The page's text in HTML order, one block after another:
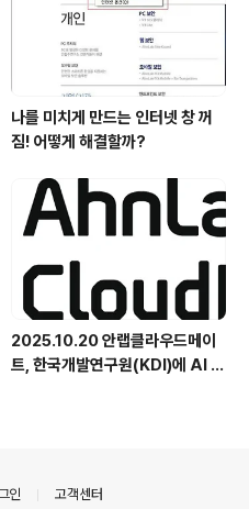
나를 미치게 만드는 인터넷 창 꺼
짐! 어떻게 해결할까?
2025.10.20 안랩클라우드메이
트, 한국개발연구원(KDI)에 AI 어
인 고객센터